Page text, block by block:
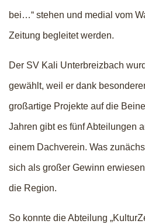
bei…“ stehen und medial vom
Zeitung begleitet werden.
Der SV Kali Unterbreizbach
gewählt, weil er dank
großartige Projekte auf die
Jahren gibt es fünf Abteilungen
einem Dachverein. Was
sich als großer Gewinn
die Region.
So konnte die Abteilung